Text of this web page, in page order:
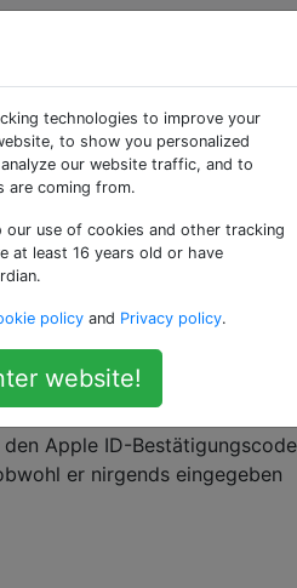
für
ID-
iPad Mini und wenn ich
fragt iOS Game Center
Passwort, das ich eingebe, und
Anschließend werden Sie
Apple ID-Bestätigungscode
er nirgends eingegeben
technologies to improve your
to show you personalized
our website traffic, and to
are coming from.
our use of cookies and other tracking
at least 16 years old or have
policy and Privacy policy.
website!